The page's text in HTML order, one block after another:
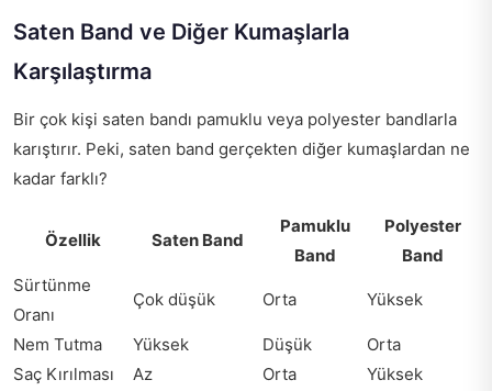
Saten Band ve Diğer Kumaşlarla
Karşılaştırma
Bir çok kişi saten bandı pamuklu veya polyester bandlarla
karıştırır. Peki, saten band gerçekten diğer kumaşlardan ne
kadar farklı?
Özellik Saten Band
Pamuklu
Band
Polyester
Band
Sürtünme
Oranı
Çok düşük Orta Yüksek
Nem Tutma Yüksek Düşük
Orta
Saç Kırılması
Az Orta
Yüksek